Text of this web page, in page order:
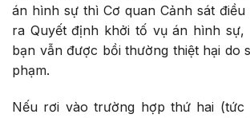
án hình sự thì Cơ quan Cảnh sát
ra Quyết định khởi tố vụ án hình sự,
bạn vẫn được bồi thường thiệt hại do
phạm.
Nếu rơi vào trường hợp thứ hai (tức